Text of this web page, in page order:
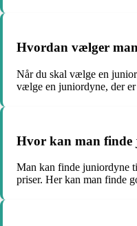
Hvordan vælger
Når du skal vælge en
vælge en juniordyne, der
Hvor kan man
Man kan finde juniordyne
priser. Her kan man finde